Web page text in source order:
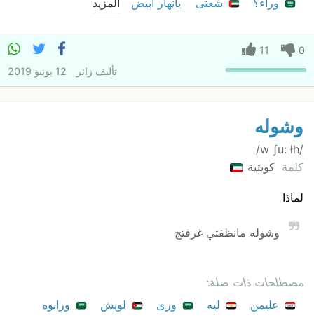
0
11
تأليف زائر 12 يونيو 2019
وشوله
/w ʃu: łh/
كلمة كويتية
لماذا
وشوله مانظفتي غرفتج
مصطلحات ذات صلة:
عليمن
ليه ورى لويش
ورابوه